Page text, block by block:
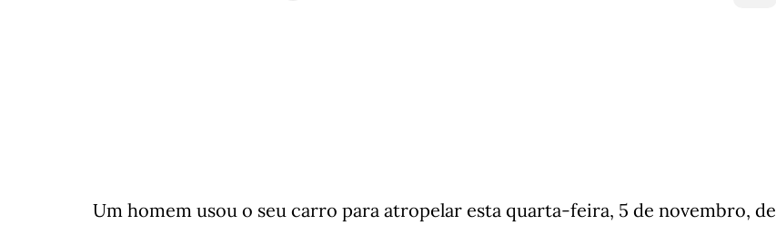
Um homem usou o seu carro para atropelar esta quarta-feira, 5 de novembro, de